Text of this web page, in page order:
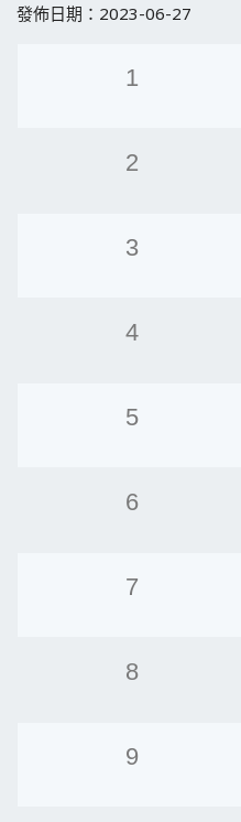
發佈日期：2023-06-27
1
2
3
4
5
6
7
8
9